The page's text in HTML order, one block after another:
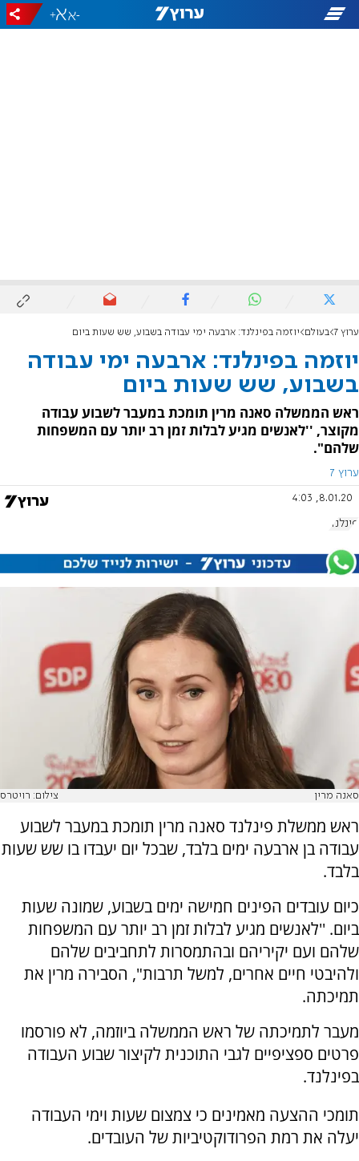
-
+
ערוץ 7 בעולם יוזמה בפינלנד: ארבעה ימי עבודה בשבוע, שש שעות ביום
יוזמה בפינלנד: ארבעה ימי עבודה
בשבוע, שש שעות ביום
ראש הממשלה סאנה מרין תומכת במעבר לשבוע עבודה
מקוצר, ''לאנשים מגיע לבלות זמן רב יותר עם המשפחות
שלהם".
ערוץ 7
8.01.20, 4:03
פינלנד
סאנה מרין צילום: רויטרס
ראש ממשלת פינלנד סאנה מרין תומכת במעבר לשבוע
עבודה בן ארבעה ימים בלבד, שבכל יום יעבדו בו שש שעות
בלבד.
כיום עובדים הפינים חמישה ימים בשבוע, שמונה שעות
ביום. ''לאנשים מגיע לבלות זמן רב יותר עם המשפחות
שלהם ועם יקיריהם ובהתמסרות לתחביבים שלהם
ולהיבטי חיים אחרים, למשל תרבות", הסבירה מרין את
תמיכתה.
מעבר לתמיכתה של ראש הממשלה ביוזמה, לא פורסמו
פרטים ספציפיים לגבי התוכנית לקיצור שבוע העבודה
בפינלנד.
תומכי ההצעה מאמינים כי צמצום שעות וימי העבודה
יעלה את רמת הפרודוקטיביות של העובדים.